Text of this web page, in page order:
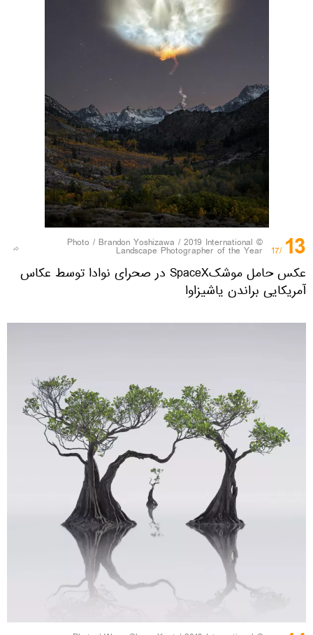
13
/17
© Photo /
Brandon Yoshizawa / 2019 International
Landscape Photographer of the Year
عکس حامل موشکSpaceX در صحرای نوادا توسط عکاس
آمریکایی براندن یاشیزاوا